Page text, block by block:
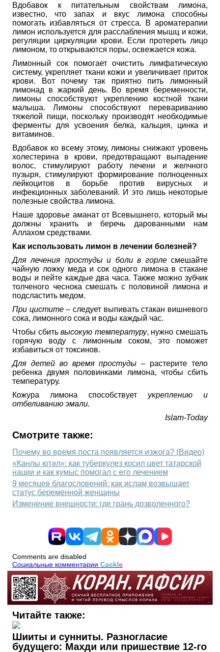
Вдобавок к питательным свойствам лимона,
известно, что запах и вкус лимона способны
помогать избавляться от стресса. В ароматерапии
лимон используется для расслабления мышц и кожи,
регуляции циркуляции крови. Если протереть лицо
лимоном, то открываются поры, освежается кожа.
Лимонный сок помогает очистить лимфатическую
систему, укрепляет ткани кожи и увеличивает приток
крови. Вот почему так приятно пить лимонный
лимонад в жаркий день. Во время беременности,
лимоны способствуют укреплению костной ткани
малыша. Лимоны способствуют перевариванию
тяжелой пищи, поскольку производят необходимые
ферменты для усвоения белка, кальция, цинка и
витаминов.
Вдобавок ко всему этому, лимоны снижают уровень
холестерина в крови, предотвращают выпадение
волос, стимулируют работу печени и желчного
пузыря, стимулируют формирование полноценных
лейкоцитов в борьбе против вирусных и
инфекционных заболеваний. И это лишь некоторые
полезные свойства лимона.
Наше здоровье аманат от Всевышнего, который мы
должны хранить и беречь дарованными нам
Аллахом средствами.
Как использовать лимон в лечении болезней?
Для лечения простуды и боли в горлесмешайте
чайную ложку меда и сок одного лимона в стакане
воды и пейте каждые два часа. Также можно зубчик
толченого чеснока смешать с половиной лимона и
подсластить медом.
При цистите– следует выпивать стакан вишневого
сока, лимонного сока и воды каждый час.
Чтобы сбитьвысокую температуру, нужно смешать
горячую воду с лимонным соком, это поможет
избавиться от токсинов.
Для детей во время простуды – растерите тело
ребенка двумя половинками лимона, чтобы сбить
температуру.
Кожура лимона способствует укреплению и
отбеливанию эмали.
Islam-Today
Смотрите также:
Почему во время поста появляется изжога? (Видео)
«Канлы ютәл»: как туберкулез косил цвет татарской
нации и как кумыс помогал с его лечением
9 месяцев благословений: как ислам возвышает
статус беременной женщины
Изменение внешности: где грань дозволенного?
Comments are disabled
Социальные комментарии Cackle
Читайте также:
Шииты и сунниты. Разногласие
будущего: Махди или пришествие 12-го